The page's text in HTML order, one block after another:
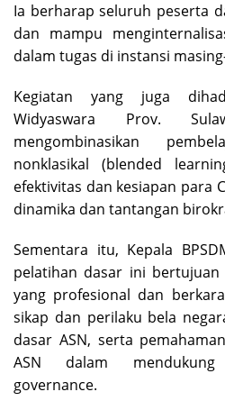
Ia berharap seluruh peserta
dan mampu
dalam tugas di instansi
Kegiatan yang juga
Widyaswara Prov.
mengombinasikan
nonklasikal (blended
efektivitas dan kesiapan para
dinamika dan tantangan
Sementara itu, Kepala
pelatihan dasar ini
yang profesional dan
sikap dan perilaku bela
dasar ASN, serta
ASN dalam
governance.